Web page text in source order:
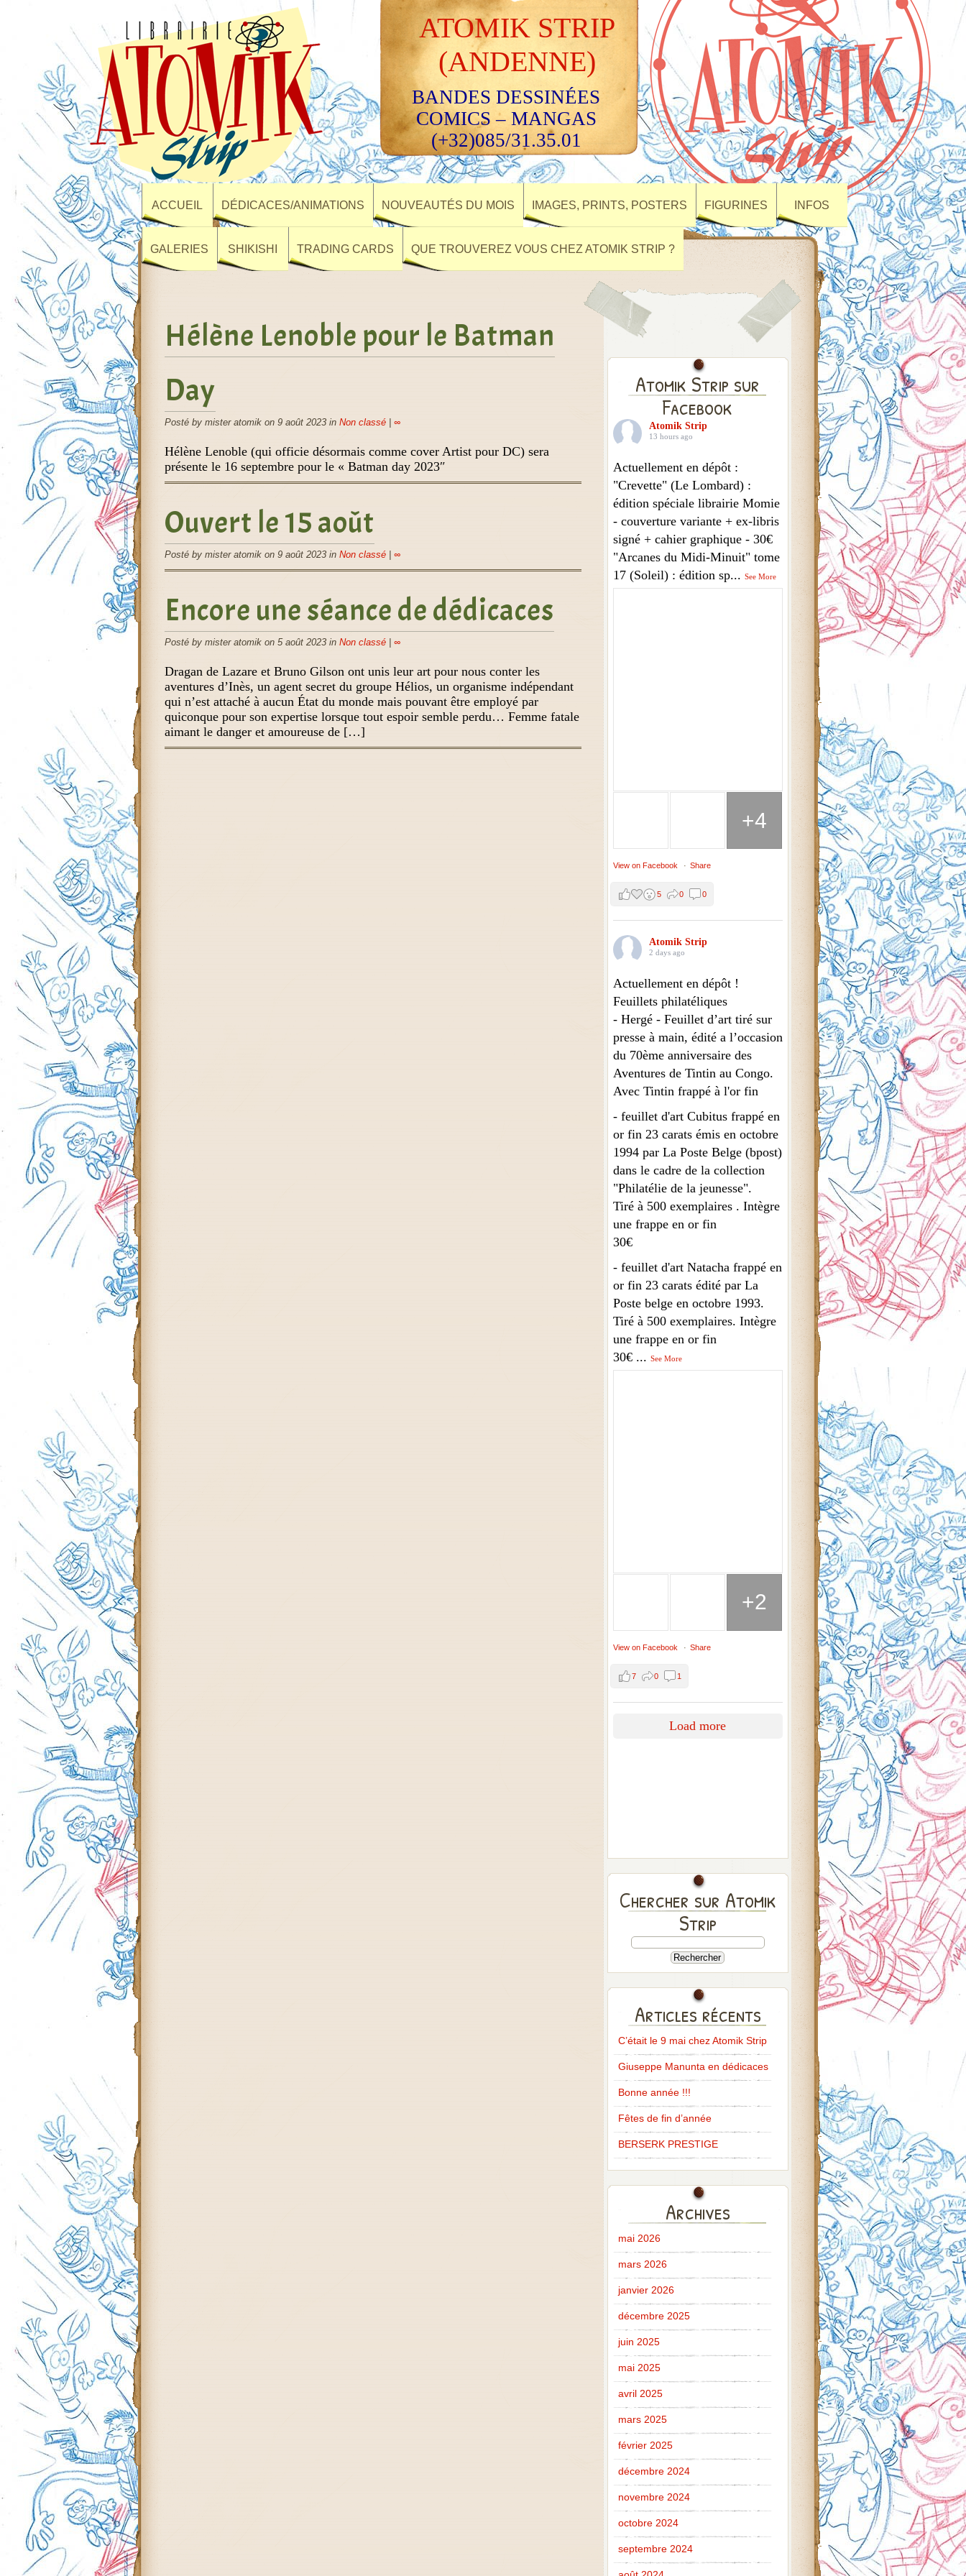
ATOMIK STRIP
(ANDENNE)
BANDES DESSINÉES
COMICS – MANGAS
(+32)085/31.35.01
ACCUEIL DÉDICACES/ANIMATIONS NOUVEAUTÉS DU MOIS IMAGES, PRINTS, POSTERS FIGURINES INFOS
GALERIES SHIKISHI TRADING CARDS QUE TROUVEREZ VOUS CHEZ ATOMIK STRIP ?
Hélène Lenoble pour le Batman
Day
Posté by mister atomik on 9 août 2023 in Non classé| ∞
Hélène Lenoble (qui officie désormais comme cover Artist pour DC) sera
présente le 16 septembre pour le « Batman day 2023″
Ouvert le 15 août
Posté by mister atomik on 9 août 2023 in Non classé| ∞
Encore une séance de dédicaces
Posté by mister atomik on 5 août 2023 in Non classé| ∞
Dragan de Lazare et Bruno Gilson ont unis leur art pour nous conter les
aventures d’Inès, un agent secret du groupe Hélios, un organisme indépendant
qui n’est attaché à aucun État du monde mais pouvant être employé par
quiconque pour son expertise lorsque tout espoir semble perdu… Femme fatale
aimant le danger et amoureuse de […]
Atomik Strip sur
Facebook
Atomik Strip
13 hours ago
Actuellement en dépôt :
"Crevette" (Le Lombard) :
édition spéciale librairie Momie
- couverture variante + ex-libris
signé + cahier graphique - 30€
"Arcanes du Midi-Minuit" tome
17 (Soleil) : édition sp... See More
+4
View on Facebook · Share
5 0 0
Atomik Strip
2 days ago
Actuellement en dépôt !
Feuillets philatéliques
- Hergé - Feuillet d’art tiré sur
presse à main, édité a l’occasion
du 70ème anniversaire des
Aventures de Tintin au Congo.
Avec Tintin frappé à l'or fin
- feuillet d'art Cubitus frappé en
or fin 23 carats émis en octobre
1994 par La Poste Belge (bpost)
dans le cadre de la collection
"Philatélie de la jeunesse".
Tiré à 500 exemplaires . Intègre
une frappe en or fin
30€
- feuillet d'art Natacha frappé en
or fin 23 carats édité par La
Poste belge en octobre 1993.
Tiré à 500 exemplaires. Intègre
une frappe en or fin
30€ ... See More
+2
View on Facebook · Share
7 0 1
Load more
Chercher sur Atomik
Strip
Articles récents
C’était le 9 mai chez Atomik Strip
Giuseppe Manunta en dédicaces
Bonne année !!!
Fêtes de fin d’année
BERSERK PRESTIGE
Archives
mai 2026
mars 2026
janvier 2026
décembre 2025
juin 2025
mai 2025
avril 2025
mars 2025
février 2025
décembre 2024
novembre 2024
octobre 2024
septembre 2024